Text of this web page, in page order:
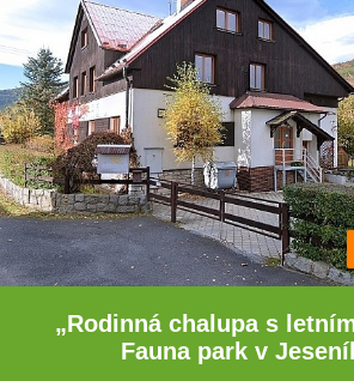
„Rodinná chalupa s
Fauna park v